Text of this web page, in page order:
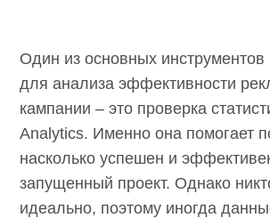
аналитики для анализа
рекламной кампании – это
статистики в Google Analytics.
помогает понять, насколько
эффективен был запущенный
никто и ничто не идеально,
данные собираются